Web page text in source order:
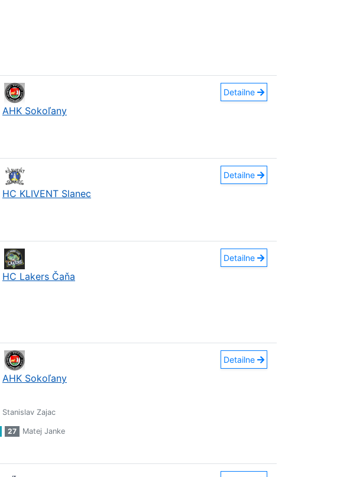
AHK Sokoľany
Detailne
HC KLIVENT Slanec
Detailne
HC Lakers Čaňa
Detailne
AHK Sokoľany
Detailne
Stanislav Zajac
27 Matej Janke